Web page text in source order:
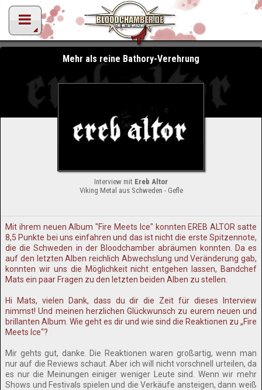
Mehr als reine Bathory-Verehrung
Interview mit Ereb Altor
Viking Metal aus Schweden - Gefle
Mit ihrem neuen Album "Fire Meets Ice" konnten EREB ALTOR satte
8,5 Punkte bei uns einfahren und das ist nicht die erste Spitzennote,
die die Schweden in der Bloodchamber abräumen konnten. Da es
auf den letzten Alben reichlich Abwechslung und Veränderung gab,
konnten wir uns die Möglichkeit nicht entgehen lassen, Bandchef
Mats ein paar Fragen zu den letzten beiden Alben zu stellen.
Hi Mats, vielen Dank, dass du dir die Zeit für dieses Interview
nimmst! Und meinen herzlichen Glückwunsch zu eurem neuen und
brillanten Album. Wie geht es dir und wie sind die Reaktionen zu „Fire
Meets Ice“?
Mir gehts gut, danke. Die Reaktionen waren großartig, wenn man
nur auf die Reviews schaut. Aber ich will nicht vorschnell urteilen, da
es nur die Meinungen einiger weniger Leute sind. Wenn wir mehr
Shows und Festivals spielen und die Verkäufe ansteigen, dann weiß